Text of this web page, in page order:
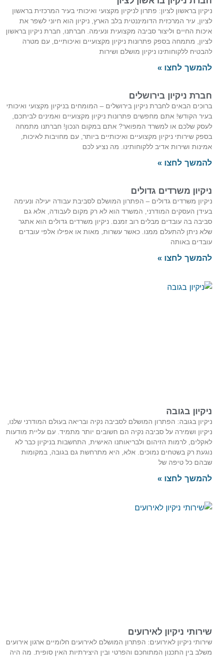
בראשון לציון: פתרון לניקיון מקצועי ואיכותי בעיר המרכזית בראשון
עיר המרכזית הדומיננטית בלב הארץ, ניקיון הוא חיוני לשפר את
החיים וליצור סביבה מקצועית ונעימה. חברתנו, חברת ניקיון בראשון
מתמחה בספק פתרונות ניקיון מקצועיים ואיכותיים, עם מטרה
ללקוחותינו ניקיון מושלם ושירות
לחצו »
ניקיון בירושלים
הבאים לחברת ניקיון בירושלים – המומחים בניקיון מקצועי ואיכותי
הקודש! אתם מחפשים פתרונות ניקיון מקצועיים ואמינים לביתכם,
שלכם או למשרד המפואר? אתם במקום הנכון! חברתנו מתמחה
שירותי ניקיון מקצועיים ואיכותיים ביותר, עם מחויבות לאיכות,
ושירות אדיב ללקוחותינו. מה נציע לכם
לחצו »
משרדים גדולים
משרדים גדולים – הפתרון המושלם לסביבת עבודה יעילה ונעימה
העסקים המודרני, המשרד הוא לא רק מקום לעבודה, אלא גם
בה עובדים מבלים רוב זמנם. ניקיון משרדים גדולים הוא אתגר
ניתן להתעלם ממנו. כאשר עשרות, מאות או אפילו אלפי עובדים
באותה
לחצו »
בגובה
בגובה: הפתרון המושלם לסביבה נקיה ובריאה בעולם המודרני שלנו,
ושמירה על סביבה נקיה הם חשובים יותר מתמיד. עם עליית מודעות
לרמות הזיהום ולבריאותנו האישית, התחשבות בניקיון כבר לא
רק בשטחים נמוכים. אלא, היא מתרחשת גם בגובה, במקומות
כל טיפה של
לחצו »
ניקיון לאירועים
ניקיון לאירועים: הפתרון המושלם לאירועים חלומיים ארגון אירועים
בין התכנון המתוחכם והפרטי ובין היצירתיות האין סופית. מה היה